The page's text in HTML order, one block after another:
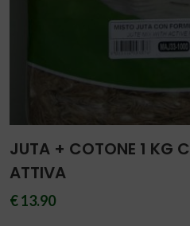
JUTA + COTONE 1 KG
ATTIVA
€ 13.90